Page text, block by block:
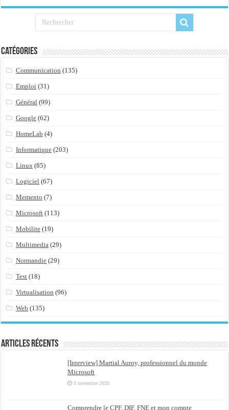
Catégories
Communication (135)
Emploi (31)
Général (99)
Google (62)
HomeLab (4)
Informatique (203)
Linux (85)
Logiciel (67)
Memento (7)
Microsoft (113)
Mobilite (19)
Multimedia (29)
Normandie (29)
Test (18)
Virtualisation (96)
Web (135)
Articles récents
[Interview] Martial Auroy, professionnel du monde
Microsoft
3 novembre 2020
Comprendre le CPF, DIF, FNE et mon compte